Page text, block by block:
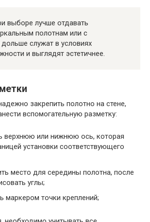
выборе лучше отдавать
полотнам или с
служат в условиях
и выглядят эстетичнее.
закрепить полотно на стене,
вспомогательную разметку:
верхнюю или нижнюю ось, которая
установки соответствующего
место для середины полотна, после
углы;
маркером точки креплений;